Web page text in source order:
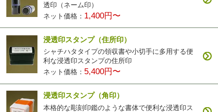
透印（ネーム印）
ネット価格： 1,400円〜
浸透印スタンプ（住所印）
シャチハタタイプの領収書や小切手に多用する便
利な浸透印スタンプの住所印
ネット価格： 5,400円〜
浸透印スタンプ（角印）
本格的な彫刻印鑑のような書体で便利な浸透印ス